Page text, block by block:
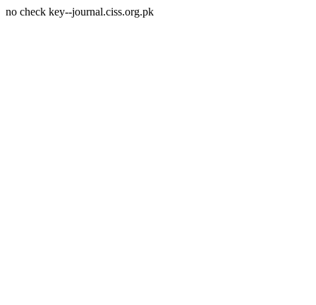
no check key--journal.ciss.org.pk